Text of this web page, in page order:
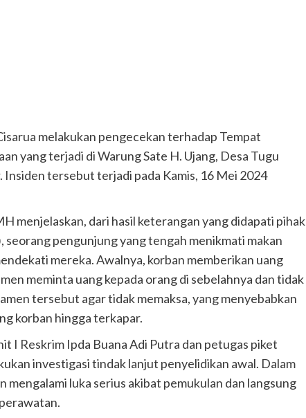
melakukan pengecekan terhadap Tempat
yang terjadi di Warung Sate H. Ujang, Desa Tugu
tersebut terjadi pada Kamis, 16 Mei 2024
menjelaskan, dari hasil keterangan yang didapati pihak
seorang pengunjung yang tengah menikmati makan
mereka. Awalnya, korban memberikan uang
meminta uang kepada orang di sebelahnya dan tidak
tersebut agar tidak memaksa, yang menyebabkan
korban hingga terkapar.
I Reskrim Ipda Buana Adi Putra dan petugas piket
investigasi tindak lanjut penyelidikan awal. Dalam
luka serius akibat pemukulan dan langsung